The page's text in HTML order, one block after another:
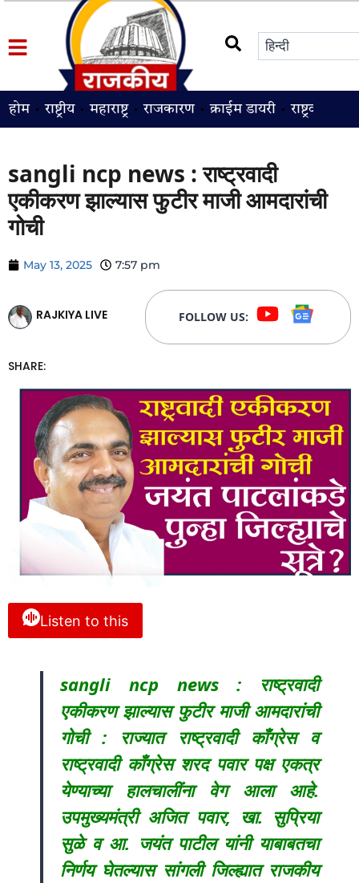
होम राष्ट्रीय महाराष्ट्र राजकारण क्राईम डायरी राष्ट्रवादी
sangli ncp news : राष्ट्रवादी
एकीकरण झाल्यास फुटीर माजी आमदारांची
गोची
May 13, 2025 7:57 pm
RAJKIYA LIVE FOLLOW US:
SHARE:
Listen to this
sangli ncp news : राष्ट्रवादी
एकीकरण झाल्यास फुटीर माजी आमदारांची
गोची : राज्यात राष्ट्रवादी काँग्रेस व
राष्ट्रवादी काँग्रेस शरद पवार पक्ष एकत्र
येण्याच्या हालचालींना वेग आला आहे.
उपमुख्यमंत्री अजित पवार, खा. सुप्रिया
सुळे व आ. जयंत पाटील यांनी याबाबतचा
निर्णय घेतल्यास सांगली जिल्ह्यात राजकीय